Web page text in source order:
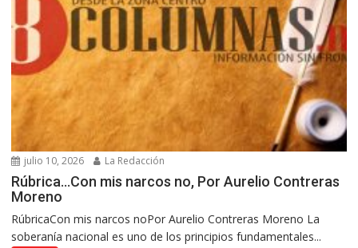
julio 10, 2026 La Redacción
Rúbrica…Con mis narcos no, Por Aurelio Contreras
Moreno
RúbricaCon mis narcos noPor Aurelio Contreras Moreno La
soberanía nacional es uno de los principios fundamentales...